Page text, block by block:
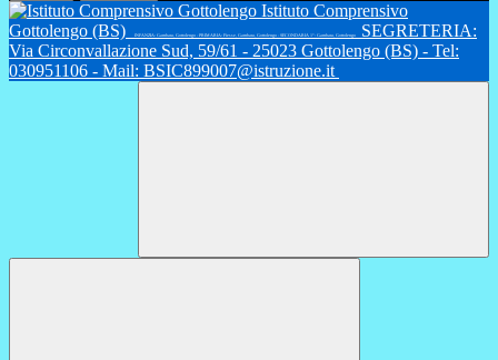
Istituto Comprensivo
Gottolengo (BS)
INFANZIA: Gambara, Gottolengo - PRIMARIA: Fiesse, Gambara, Gottolengo - SECONDARIA 1°: Gambara, Gottolengo
SEGRETERIA:
Via Circonvallazione Sud, 59/61 - 25023 Gottolengo (BS) - Tel:
030951106 - Mail: BSIC899007@istruzione.it